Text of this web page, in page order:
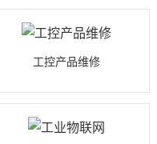
工控产品维修